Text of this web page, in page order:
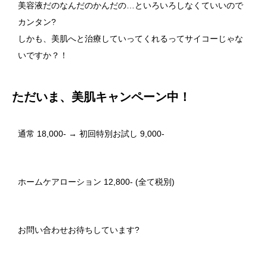
美容液だのなんだのかんだの…といろいろしなくていいので
カンタン?
しかも、美肌へと治療していってくれるってサイコーじゃな
いですか？！
ただいま、美肌キャンペーン中！
通常 18,000- → 初回特別お試し 9,000-
ホームケアローション 12,800- (全て税別)
お問い合わせお待ちしています?